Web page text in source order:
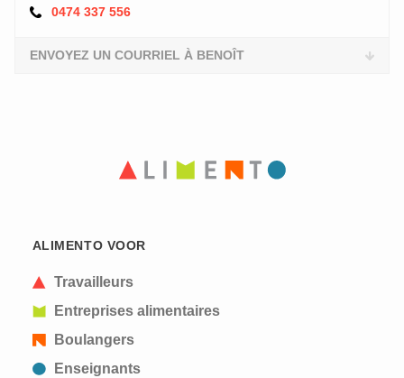
0474 337 556
ENVOYEZ UN COURRIEL À BENOÎT
ALIMENTO VOOR
Travailleurs
Entreprises alimentaires
Boulangers
Enseignants